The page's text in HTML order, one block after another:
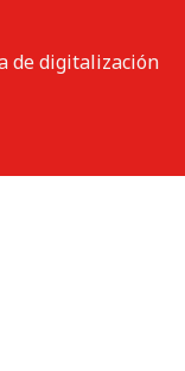
de digitalización